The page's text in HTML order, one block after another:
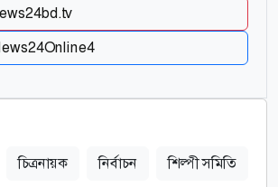
চিত্রনায়ক নির্বাচন শিল্পী সমিতি